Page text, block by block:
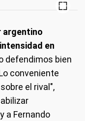
argentino
en
defendimos bien
conveniente
el rival",
a Fernando